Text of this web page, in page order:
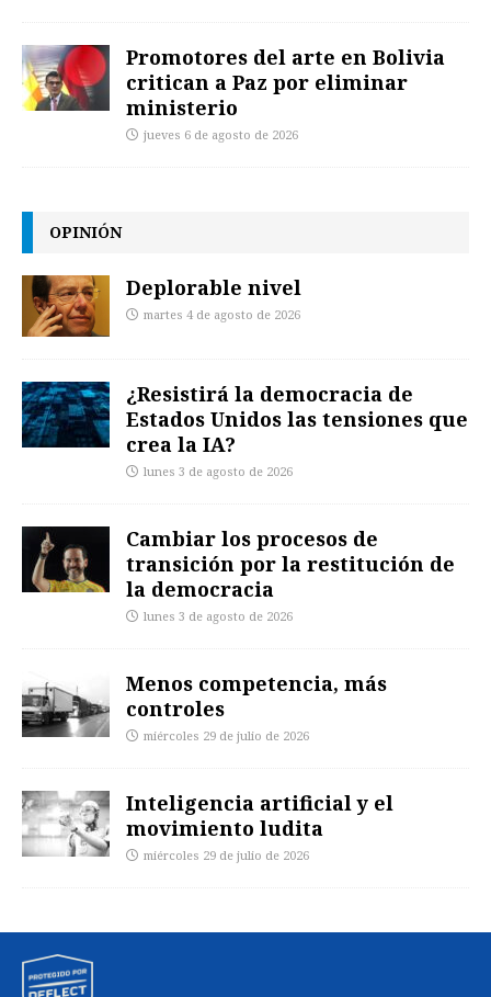
Promotores del arte en Bolivia
critican a Paz por eliminar
ministerio
jueves 6 de agosto de 2026
OPINIÓN
Deplorable nivel
martes 4 de agosto de 2026
¿Resistirá la democracia de
Estados Unidos las tensiones que
crea la IA?
lunes 3 de agosto de 2026
Cambiar los procesos de
transición por la restitución de
la democracia
lunes 3 de agosto de 2026
Menos competencia, más
controles
miércoles 29 de julio de 2026
Inteligencia artificial y el
movimiento ludita
miércoles 29 de julio de 2026